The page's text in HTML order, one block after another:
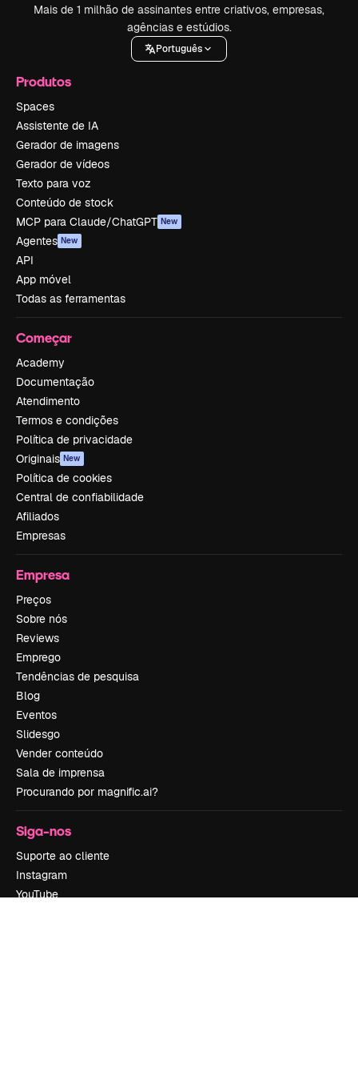
Mais de 1 milhão de assinantes entre criativos, empresas,
agências e estúdios.
Português
Produtos
Spaces
Assistente de IA
Gerador de imagens
Gerador de vídeos
Texto para voz
Conteúdo de stock
MCP para Claude/ChatGPT New
Agentes New
API
App móvel
Todas as ferramentas
Começar
Academy
Documentação
Atendimento
Termos e condições
Política de privacidade
Originais New
Política de cookies
Central de confiabilidade
Afiliados
Empresas
Empresa
Preços
Sobre nós
Reviews
Emprego
Tendências de pesquisa
Blog
Eventos
Slidesgo
Vender conteúdo
Sala de imprensa
Procurando por magnific.ai?
Siga-nos
Suporte ao cliente
Instagram
YouTube